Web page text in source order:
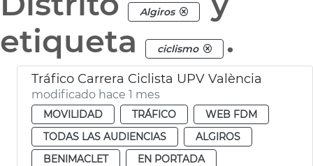
Algiros
etiqueta
ciclismo .
Tráfico Carrera Ciclista UPV València
modificado hace 1 mes
MOVILIDAD TRÁFICO
WEB FDM
TODAS LAS AUDIENCIAS
ALGIROS
BENIMACLET
EN PORTADA